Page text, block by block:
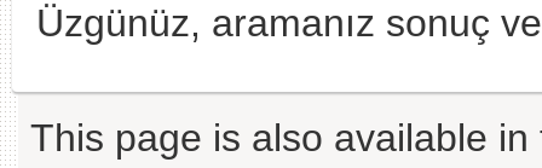
Üzgünüz, aramanız sonuç
This page is also available